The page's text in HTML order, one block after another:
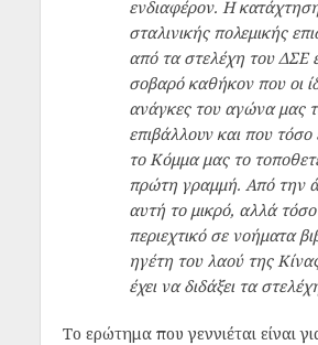
ενδιαφέρον. Η
σταλινικής πολεμικής
από τα στελέχη του ΔΣΕ
σοβαρό καθήκον που οι
ανάγκες του αγώνα μας
επιβάλλουν και που τόσο
το Κόμμα μας το
πρώτη γραμμή. Από την
αυτή το μικρό, αλλά τόσο
περιεχτικό σε νοήματα
ηγέτη του λαού της
έχει να διδάξει τα
Το ερώτημα που γεννιέται είναι